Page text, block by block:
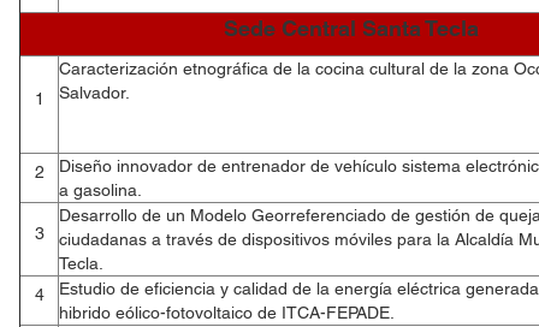
Sede Central Santa Tecla
1
Caracterización etnográfica de la cocina cultural de la zona
Salvador.
2
Diseño innovador de entrenador de vehículo sistema
a gasolina.
3
Desarrollo de un Modelo Georreferenciado de gestión de
ciudadanas a través de dispositivos móviles para la Alcaldía
Tecla.
4
Estudio de eficiencia y calidad de la energía eléctrica
hibrido eólico-fotovoltaico de ITCA-FEPADE.